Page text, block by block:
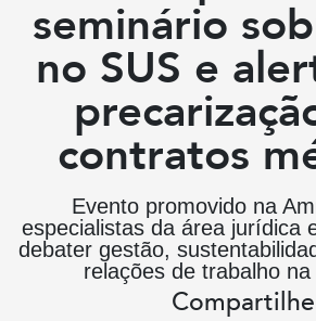
seminário
no SUS e
contratos
Evento promovido na
especialistas da área jurídica
debater gestão,
relações de trabalho
Compartilhe